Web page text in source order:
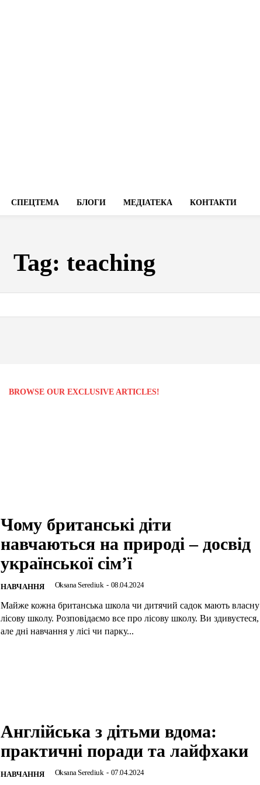
СПЕЦТЕМА БЛОГИ МЕДІАТЕКА КОНТАКТИ
Tag: teaching
BROWSE OUR EXCLUSIVE ARTICLES!
Чому британські діти
навчаються на природі – досвід
української сім’ї
НАВЧАННЯ Oksana Serediuk - 08.04.2024
Майже кожна британська школа чи дитячий садок мають власну
лісову школу. Розповідаємо все про лісову школу. Ви здивуєтеся,
але дні навчання у лісі чи парку...
Англійська з дітьми вдома:
практичні поради та лайфхаки
НАВЧАННЯ Oksana Serediuk - 07.04.2024